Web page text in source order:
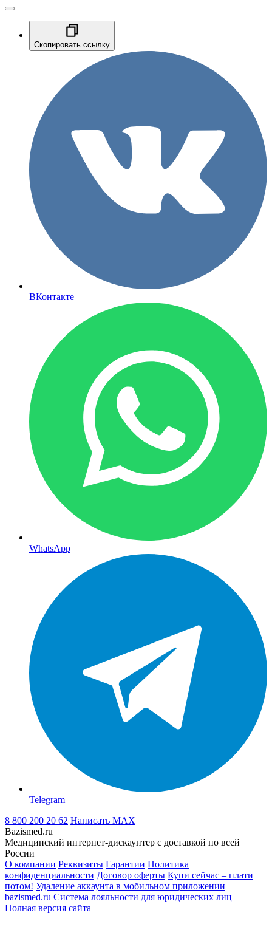
Скопировать ссылку
ВКонтакте
WhatsApp
Telegram
8 800 200 20 62 Написать MAX
Bazismed.ru
Медицинский интернет-дискаунтер с доставкой по всей
России
О компании Реквизиты Гарантии Политика
конфиденциальности Договор оферты Купи сейчас – плати
потом! Удаление аккаунта в мобильном приложении
bazismed.ru Система лояльности для юридических лиц
Полная версия сайта